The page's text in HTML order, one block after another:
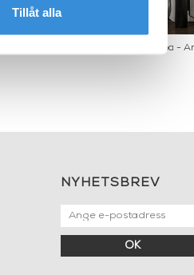
Tillåt alla
Golvlampa -
NYHETSBREV
OK